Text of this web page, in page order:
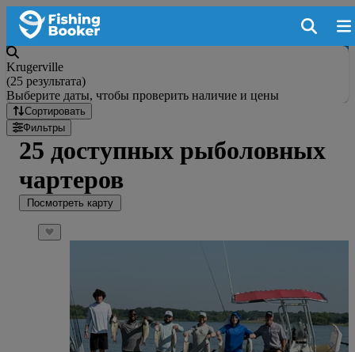
Krugerville
(25 результата)
Выберите даты, чтобы проверить наличие и цены
Сортировать
Фильтры
25 доступных рыболовных
чартеров
Посмотреть карту